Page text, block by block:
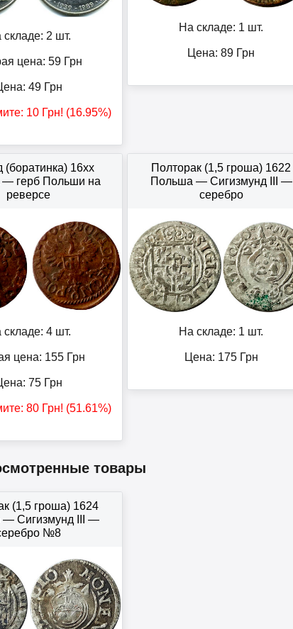
складе: 2 шт.
цена: 59Грн
49Грн
10Грн! (16.95%)
На складе: 1 шт.
Цена:89 Грн
(боратинка) 16xx
герб Польши на
реверсе
складе: 4 шт.
цена: 155 Грн
75Грн
80Грн! (51.61%)
Полторак (1,5 гроша) 1622
Польша — Сигизмунд III —
серебро
На складе: 1 шт.
Цена: 175Грн
товары
(1,5 гроша) 1624
— Сигизмунд III —
№8